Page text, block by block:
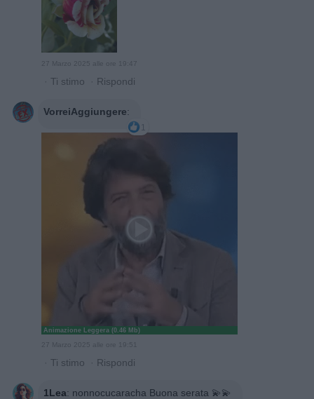
27 Marzo 2025 alle ore 19:47
· Ti stimo · Rispondi
VorreiAggiungere:
1
Animazione Leggera (0.46 Mb)
27 Marzo 2025 alle ore 19:51
· Ti stimo · Rispondi
1Lea: nonnocucaracha Buona serata 💫💫